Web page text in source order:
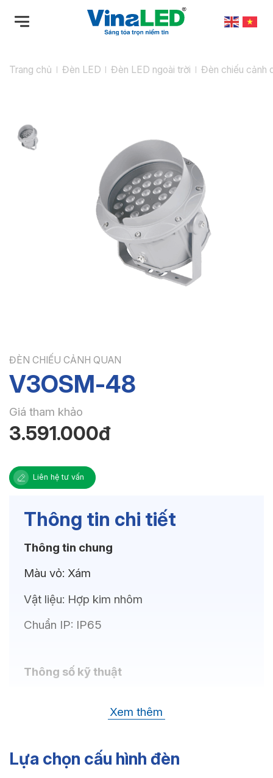
qua
dungTrang chủ Đèn LED Đèn LED ngoài trời Đèn chiếu cảnh
ĐÈN CHIẾU CẢNH QUAN
V3OSM-48
Giá tham khảo
3.591.000đ
Liên hệ tư vấn
Thông tin chi tiết
Thông tin chung
Màu vỏ: Xám
Vật liệu: Hợp kim nhôm
Chuẩn IP: IP65
Thông số kỹ thuật
Đa sắc, Xanh dương, Xanh lá,
Chỉ số hoàn màu: CRI>80
Xem thêm
Lựa chọn cấu hình đèn